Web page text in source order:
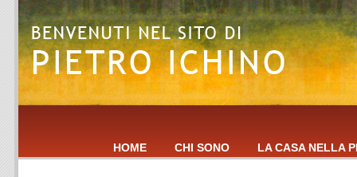
HOME CHI SONO LA CASA NELLA